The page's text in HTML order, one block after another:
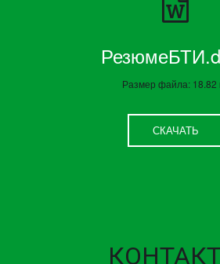
Размер файла: 18.82
СКАЧАТЬ